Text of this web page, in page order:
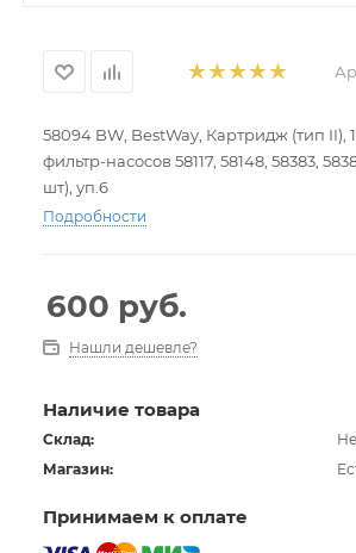
58094 BW, BestWay, Картридж (тип II),
фильтр-насосов 58117, 58148, 58383,
шт), уп.6
Подробности
600 руб.
Нашли дешевле?
Наличие товара
Склад:
Магазин:
Принимаем к оплате